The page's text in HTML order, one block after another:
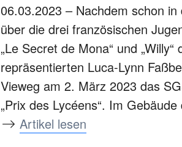
06.03.2023 – Nachdem schon
über die drei französischen
„Le Secret de Mona“ und
repräsentierten Luca-Lynn
Vieweg am 2. März 2023 das
„Prix des Lycéens“. Im
Artikel lesen